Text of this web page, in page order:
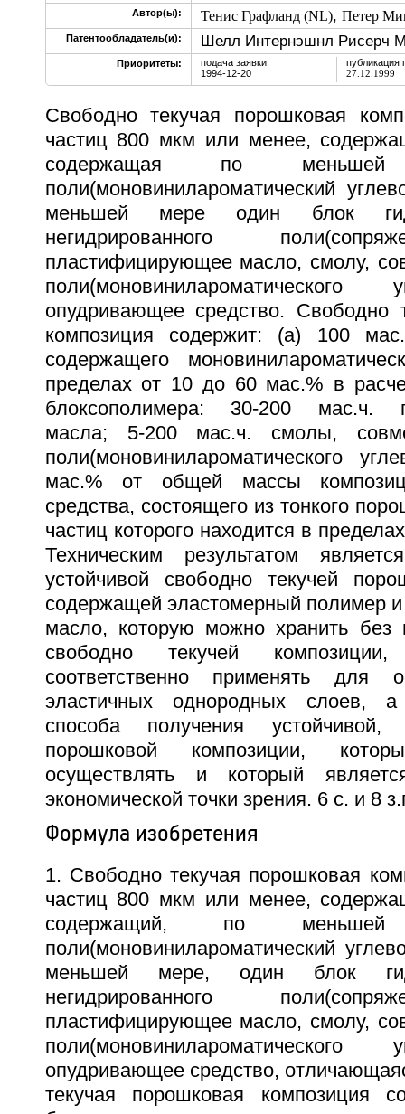
Автор(ы): Тенис Графланд (NL), Петер
Патентообладатель(и): Шелл Интернэшнл Рисерч
Приоритеты:
подача заявки:
1994-12-20
публикация
27.12.1999
Свободно текучая порошковая
частиц 800 мкм или менее,
содержащая по
поли(моновинилароматический
меньшей мере один блок
негидрированного
пластифицирующее масло, смолу,
опудривающее средство. Свободно
композиция содержит: (а) 100
содержащего
пределах от 10 до 60 мас.% в
блоксополимера: 30-200 мас.ч.
масла; 5-200 мас.ч. смолы,
поли(моновинилароматического
мас.% от общей массы
средства, состоящего из тонкого
частиц которого находится в
Техническим результатом
устойчивой свободно текучей
содержащей эластомерный полимер
масло, которую можно хранить без
свободно текучей
соответственно применять для
эластичных однородных слоев, а
способа получения устойчивой,
порошковой композиции,
осуществлять и который
экономической точки зрения. 6 с. и 8
Формула изобретения
1. Свободно текучая порошковая
частиц 800 мкм или менее,
содержащий, по
поли(моновинилароматический
меньшей мере, один блок
негидрированного
пластифицирующее масло, смолу,
опудривающее средство,
текучая порошковая композиция